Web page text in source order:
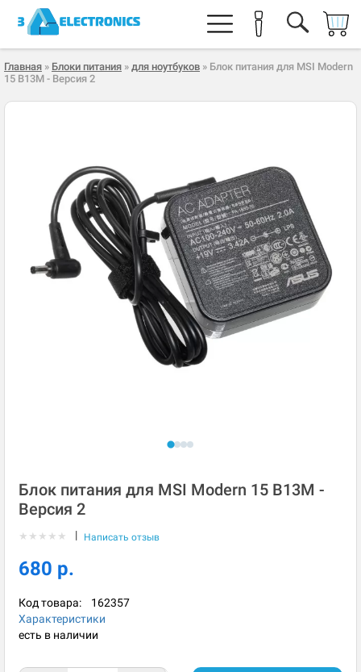
Главная » Блоки питания » для ноутбуков » Блок питания для MSI Modern
15 B13M - Версия 2
Блок питания для MSI Modern 15 B13M -
Версия 2
★ ★ ★ ★ ★ | Написать отзыв
680 р.
Код товара: 162357
Характеристики
есть в наличии